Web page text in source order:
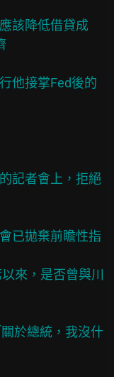
該降低借貸成
他接掌Fed後的
記者會上，拒絕
已拋棄前瞻性指
來，是否曾與川
於總統，我沒什